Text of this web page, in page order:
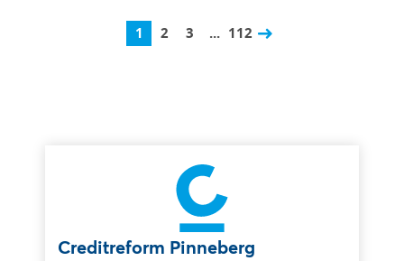
1 2 3 ... 112
Creditreform Pinneberg